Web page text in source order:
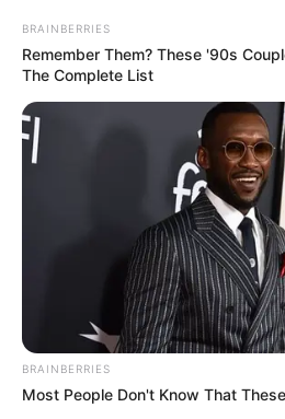
Pronostic Quinté PMU et
jour pour le GRAND PRIX
ANNIVERSAIRE DE
BRAINBERRIES
Remember Them? These '90s
The Complete List
BRAINBERRIES
Most People Don't Know That